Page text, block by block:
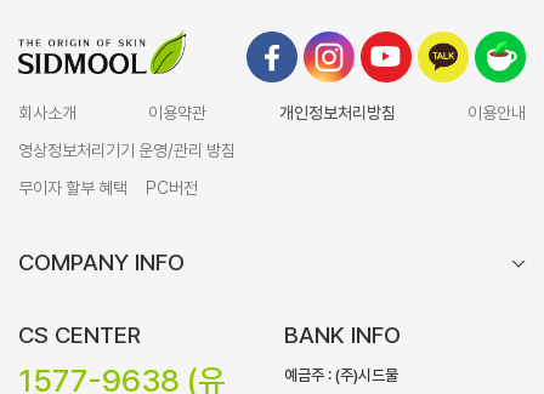
회사소개 이용약관 개인정보처리방침
이용안내
영상정보처리기기 운영/관리 방침
무이자 할부 혜택
PC버전
COMPANY INFO
CS CENTER
1577-9638 (유
BANK INFO
예금주 : (주)시드물